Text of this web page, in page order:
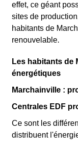
effet, ce géant
sites de
habitants de
renouvelable.
Les habitants de
énergétiques
Marchainville :
Centrales EDF
Ce sont les
distribuent